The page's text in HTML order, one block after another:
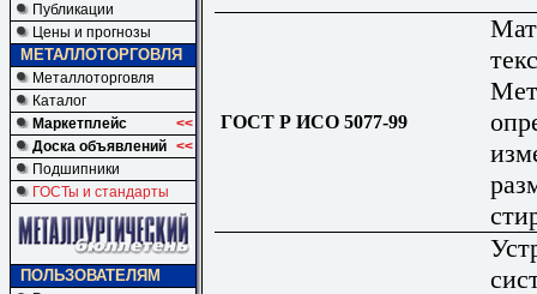
Публикации
Цены и прогнозы
МЕТАЛЛОТОРГОВЛЯ
Металлоторговля
Каталог
Маркетплейс
<<
Доска объявлений <<
Подшипники
ГОСТы и стандарты
ПОЛЬЗОВАТЕЛЯМ
ГОСТ Р ИСО 5077-99